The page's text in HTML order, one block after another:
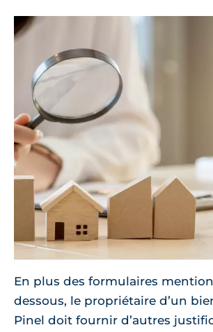
En plus des formulaires
dessous, le propriétaire d’un
Pinel doit fournir d’autres